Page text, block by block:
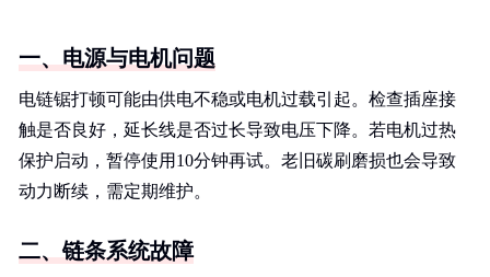
一、电源与电机问题
电链锯打顿可能由供电不稳或电机过载引起。检查插座接
触是否良好，延长线是否过长导致电压下降。若电机过热
保护启动，暂停使用10分钟再试。老旧碳刷磨损也会导致
动力断续，需定期维护。
二、链条系统故障